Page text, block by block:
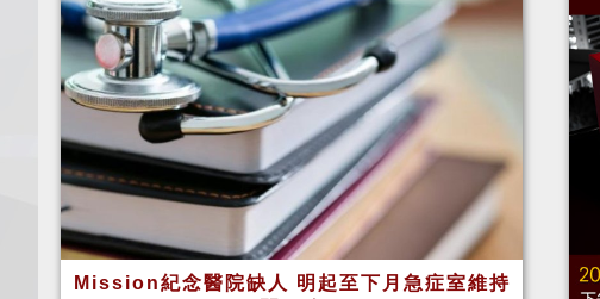
Mission紀念醫院缺人 明起至下月急症室維持